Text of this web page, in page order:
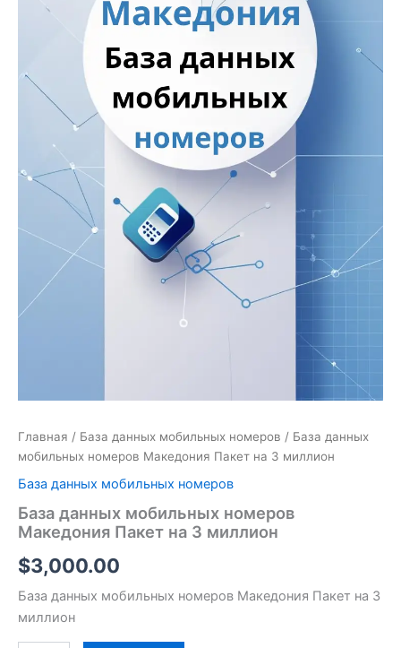
Главная / База данных мобильных номеров / База данных
мобильных номеров Македония Пакет на 3 миллион
База данных мобильных номеров
База данных мобильных номеров
Македония Пакет на 3 миллион
$3,000.00
База данных мобильных номеров Македония Пакет на 3
миллион